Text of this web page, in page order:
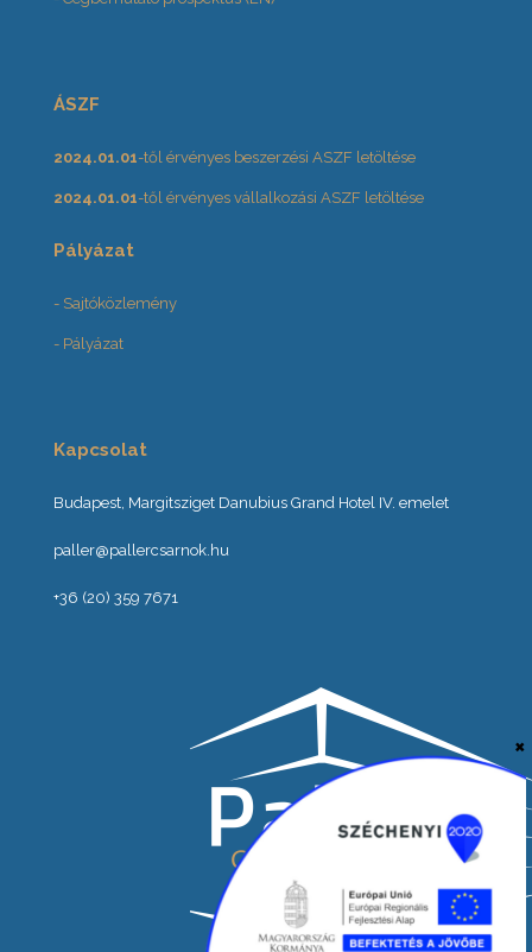
ÁSZF
2024.01.01-től érvényes beszerzési ASZF letöltése
2024.01.01-től érvényes vállalkozási ASZF letöltése
Pályázat
- Sajtóközlemény
- Pályázat
Kapcsolat
Budapest, Margitsziget Danubius Grand Hotel IV. emelet
paller@pallercsarnok.hu
+36 (20) 359 7671